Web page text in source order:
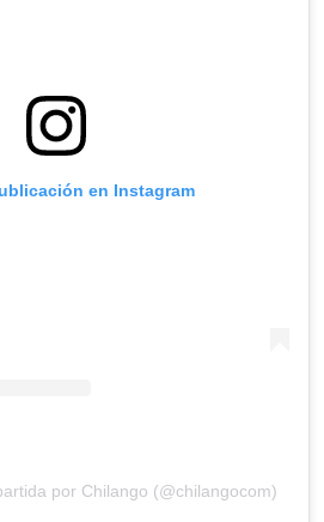
en Instagram
por Chilango (@chilangocom)